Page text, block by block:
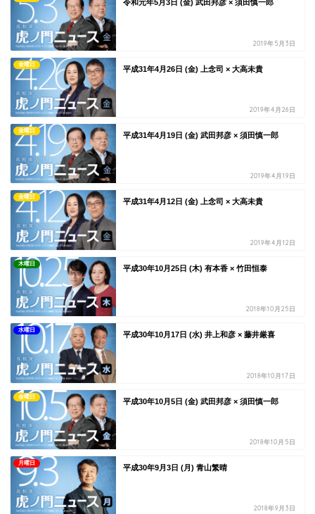
令和元年5月3日 (金) 武田邦彦 × 須田慎一郎
2019年5月3日
金曜日
平成31年4月26日 (金) 上念司 × 大高未貴
2019年4月26日
金曜日
平成31年4月19日 (金) 武田邦彦 × 須田慎一郎
2019年4月19日
金曜日
平成31年4月12日 (金) 上念司 × 大高未貴
2019年4月12日
木曜日
平成30年10月25日 (木) 有本香 × 竹田恒泰
2018年10月25日
水曜日
平成30年10月17日 (水) 井上和彦 × 藤井厳喜
2018年10月17日
金曜日
平成30年10月5日 (金) 武田邦彦 × 須田慎一郎
2018年10月5日
月曜日
平成30年9月3日 (月) 青山繁晴
2018年9月3日